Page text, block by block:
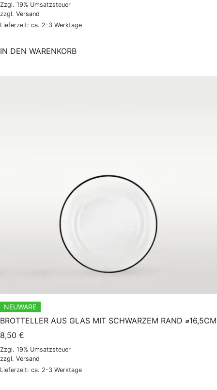
Zzgl. 19% Umsatzsteuer
zzgl. Versand
Lieferzeit: ca. 2-3 Werktage
IN DEN WARENKORB
NEUWARE
BROTTELLER AUS GLAS MIT SCHWARZEM RAND ⌀16,5CM
8,50 €
Zzgl. 19% Umsatzsteuer
zzgl. Versand
Lieferzeit: ca. 2-3 Werktage